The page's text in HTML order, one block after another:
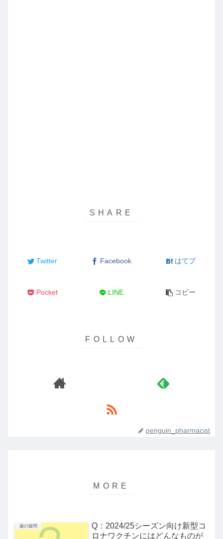
Twitter Facebook はてブ
Pocket LINE コピー
penguin_pharmacist
薬の疑問
Q：2024/25シーズン向け新型コ
ロナワクチンにはどんなものが